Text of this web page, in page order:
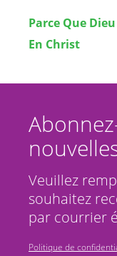
Parce Que
En Christ
Veuillez
souhaitez
par courrier
Politique de